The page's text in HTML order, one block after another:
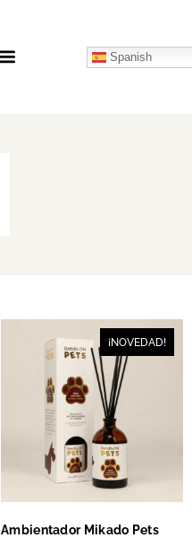
Spanish
¡NOVEDAD!
Ambientador Mikado Pets